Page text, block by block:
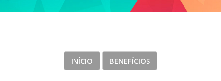
INÍCIO BENEFÍCIOS